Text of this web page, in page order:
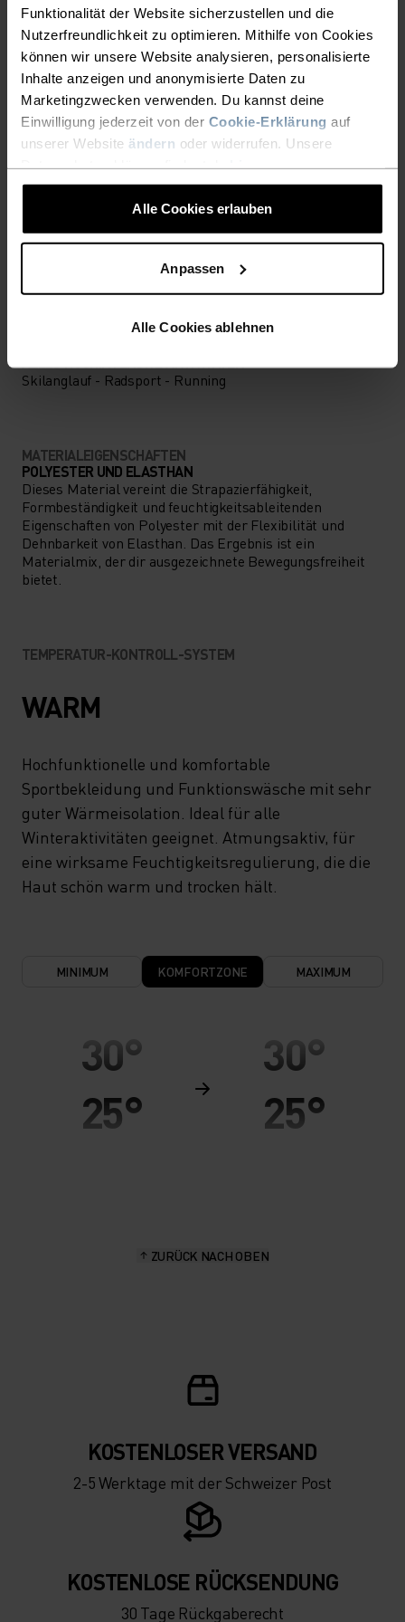
Funktionalität der Website sicherzustellen und die
Nutzerfreundlichkeit zu optimieren. Mithilfe von Cookies
können wir unsere Website analysieren, personalisierte
Inhalte anzeigen und anonymisierte Daten zu
Marketingzwecken verwenden. Du kannst deine
Einwilligung jederzeit von der Cookie-Erklärung auf
unserer Website ändern oder widerrufen. Unsere
Alle Cookies erlauben
Anpassen
Alle Cookies ablehnen
DETAILS, DIE DEN
UNTERSCHIED MACHEN
Accessoires für unvergessliche Abenteuer.
MODERAT
ALLES HOCHINTENSIVE AKTIVITÄTEN
Skilanglauf - Radsport - Running
MATERIALEIGENSCHAFTEN
POLYESTER UND ELASTHAN
Dieses Material vereint die Strapazierfähigkeit,
Formbeständigkeit und feuchtigkeitsableitenden
Eigenschaften von Polyester mit der Flexibilität und
Dehnbarkeit von Elasthan. Das Ergebnis ist ein
Materialmix, der dir ausgezeichnete Bewegungsfreiheit
bietet.
TEMPERATUR-KONTROLL-SYSTEM
WARM
Hochfunktionelle und komfortable
Sportbekleidung und Funktionswäsche mit sehr
guter Wärmeisolation. Ideal für alle
Winteraktivitäten geeignet. Atmungsaktiv, für
eine wirksame Feuchtigkeitsregulierung, die die
Haut schön warm und trocken hält.
MINIMUM KOMFORTZONE MAXIMUM
30°
25°
-5°
-15°
30°
25°
-5°
-15°
ZURÜCK NACH OBEN
KOSTENLOSER VERSAND
2-5 Werktage mit der Schweizer Post
KOSTENLOSE RÜCKSENDUNG
30 Tage Rückgaberecht